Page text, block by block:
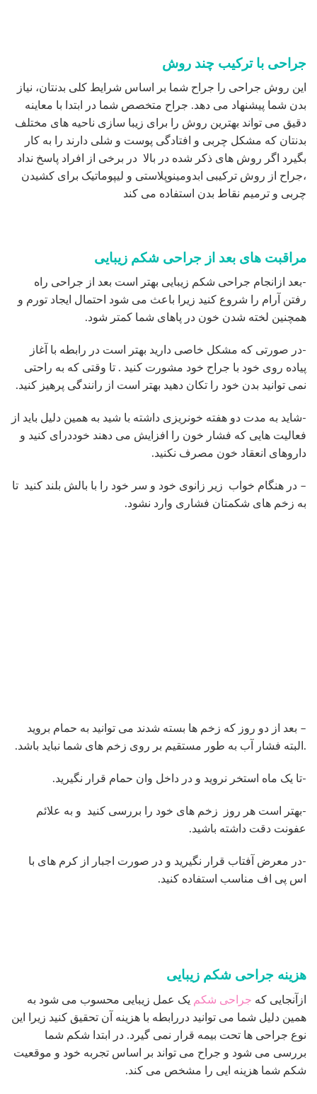
جراحی با ترکیب چند روش
این روش جراحی را جراح شما بر اساس شرایط کلی بدنتان، نیاز
بدن شما پیشنهاد می دهد. جراح متخصص شما در ابتدا با معاینه
دقیق می تواند بهترین روش را برای زیبا سازی ناحیه های مختلف
بدنتان که مشکل چربی و افتادگی پوست و شلی دارند را به کار
بگیرد اگر روش های ذکر شده در بالا در برخی از افراد پاسخ نداد
،جراح از روش ترکیبی ابدومینوپلاستی و لیپوماتیک برای کشیدن
چربی و ترمیم نقاط بدن استفاده می کند
مراقبت های بعد از جراحی شکم زیبایی
-بعد ازانجام جراحی شکم زیبایی بهتر است بعد از جراحی راه
رفتن آرام را شروع کنید زیرا باعث می شود احتمال ایجاد تورم و
همچنین لخته شدن خون در پاهای شما کمتر شود.
-در صورتی که مشکل خاصی دارید بهتر است در رابطه با آغاز
پیاده روی خود با جراح خود مشورت کنید . تا وقتی که به راحتی
نمی توانید بدن خود را تکان دهید بهتر است از رانندگی پرهیز کنید.
-شاید به مدت دو هفته خونریزی داشته با شید به همین دلیل باید از
فعالیت هایی که فشار خون را افزایش می دهند خوددرای کنید و
داروهای انعقاد خون مصرف نکنید.
– در هنگام خواب زیر زانوی خود و سر خود را با بالش بلند کنید تا
به زخم های شکمتان فشاری وارد نشود.
– بعد از دو روز که زخم ها بسته شدند می توانید به حمام بروید
.البته فشار آب به طور مستقیم بر روی زخم های شما نباید باشد.
-تا یک ماه استخر نروید و در داخل وان حمام قرار نگیرید.
-بهتر است هر روز زخم های خود را بررسی کنید و به علائم
عفونت دقت داشته باشید.
-در معرض آفتاب قرار نگیرید و در صورت اجبار از کرم های با
اس پی اف مناسب استفاده کنید.
هزینه جراحی شکم زیبایی
ازآنجایی که جراحی شکم یک عمل زیبایی محسوب می شود به
همین دلیل شما می توانید دررابطه با هزینه آن تحقیق کنید زیرا این
نوع جراحی ها تحت بیمه قرار نمی گیرد. در ابتدا شکم شما
بررسی می شود و جراح می تواند بر اساس تجربه خود و موقعیت
شکم شما هزینه ایی را مشخص می کند.